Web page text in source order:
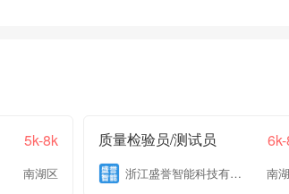
5k-8k
南湖区
质量检验员/测试员
浙江盛誉智能科技有限公司 南